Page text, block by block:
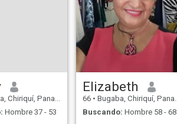
Chiriquí, Panamá
Hombre 37 - 53
Elizabeth
66 • Bugaba, Chiriquí, Panamá
Buscando: Hombre 58 - 68